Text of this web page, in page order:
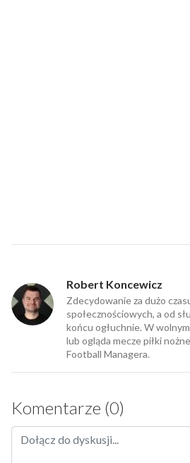
Robert Koncewicz
Zdecydowanie za dużo
społecznościowych, a od
końcu ogłuchnie. W
lub ogląda mecze piłki
Football Managera.
Komentarze (0)